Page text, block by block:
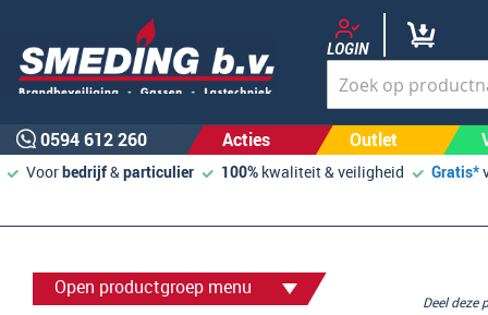
LOGIN
0594 612 260 Acties Outlet
Voorbedrijf&particulier 100% kwaliteit & veiligheid Gratis*
Open productgroep menu
Deel